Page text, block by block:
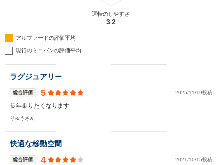
運転のしやすさ
3.2
アルファードの評価平均
現行のミニバンの評価平均
ラグジュアリー
総合評価 5 2025/11/19投稿
長年乗りたくなります
りゅうさん
快適な移動空間
総合評価 4 2021/10/15投稿